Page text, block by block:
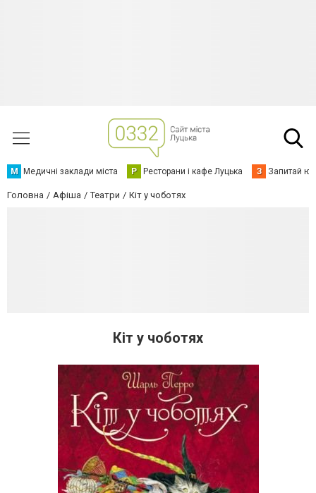
М Медичні заклади міста Р Ресторани і кафе Луцька З Запитай
Головна Афіша Театри Кіт у чоботях
Кіт у чоботях